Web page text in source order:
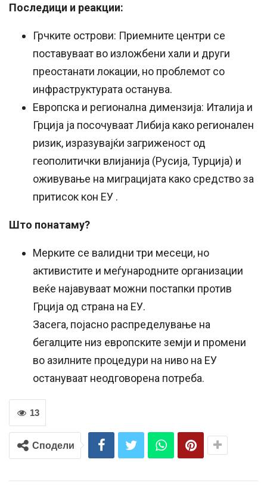
Последици и реакции:
Грчките острови: Приемните центри се
поставуваат во изложбени хали и други
преостанати локации, но проблемот со
инфраструктурата останува.
Европска и регионална димензија: Италија и
Грција ја посочуваат Либија како регионален
ризик, изразувајќи загриженост од
геополитички влијанија (Русија, Турција) и
оживување на миграцијата како средство за
притисок кон ЕУ .
Што понатаму?
Мерките се валидни три месеци, но
активистите и меѓународните организации
веќе најавуваат можни постапки против
Грција од страна на ЕУ.
Засега, појасно распределување на
бегалците низ европските земји и промени
во азилните процедури на ниво на ЕУ
остануваат неодговорена потреба.
13
Сподели